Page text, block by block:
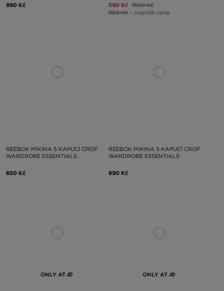
990 Kč 590 Kč 1590 Kč
950 Kč – nejnižší cena
REEBOK MIKINA S KAPUCÍ CROP
WARDROBE ESSENTIALS
850 Kč
REEBOK MIKINA S KAPUCÍ CROP
WARDROBE ESSENTIALS
890 Kč
ONLY AT ONLY AT